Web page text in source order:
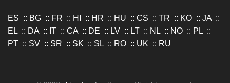
ES :: BG :: FR :: HI :: HR :: HU :: CS :: TR :: KO :: JA ::
EL :: DA :: IT :: CA :: DE :: LV :: LT :: NL :: NO :: PL ::
PT :: SV :: SR :: SK :: SL :: RO :: UK :: RU